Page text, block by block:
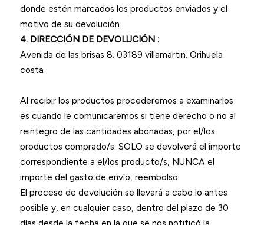
donde estén marcados los productos enviados y el
motivo de su devolución.
4. DIRECCIÓN DE DEVOLUCIÓN :
Avenida de las brisas 8. 03189 villamartin. Orihuela
costa
Al recibir los productos procederemos a examinarlos
es cuando le comunicaremos si tiene derecho o no al
reintegro de las cantidades abonadas, por el/los
productos comprado/s. SOLO se devolverá el importe
correspondiente a el/los producto/s, NUNCA el
importe del gasto de envío, reembolso.
El proceso de devolución se llevará a cabo lo antes
posible y, en cualquier caso, dentro del plazo de 30